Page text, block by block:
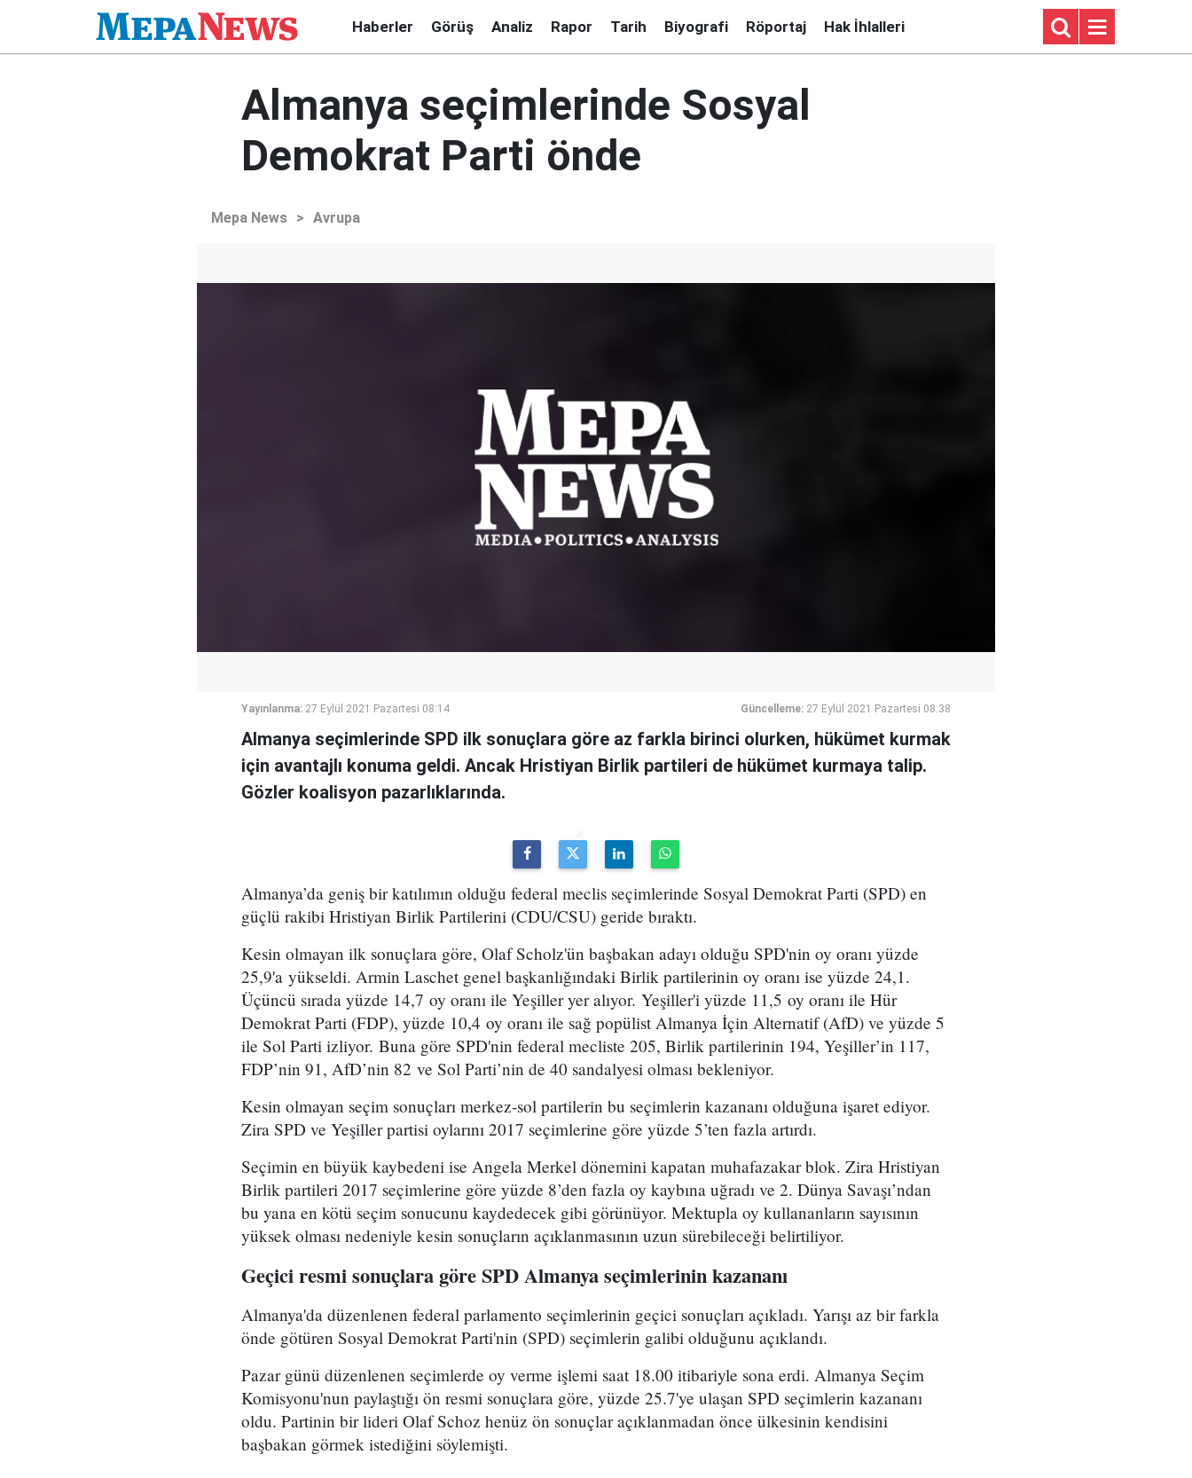
Haberler Görüş Analiz Rapor Tarih Biyografi Röportaj Hak İhlalleri
Almanya seçimlerinde Sosyal
Demokrat Parti önde
Mepa News > Avrupa
Yayınlanma: 27 Eylül 2021 Pazartesi 08:14 Güncelleme: 27 Eylül 2021 Pazartesi 08:38
Almanya seçimlerinde SPD ilk sonuçlara göre az farkla birinci olurken, hükümet kurmak
için avantajlı konuma geldi. Ancak Hristiyan Birlik partileri de hükümet kurmaya talip.
Gözler koalisyon pazarlıklarında.
Almanya’da geniş bir katılımın olduğu federal meclis seçimlerinde Sosyal Demokrat Parti (SPD) en
güçlü rakibi Hristiyan Birlik Partilerini (CDU/CSU) geride bıraktı.
Kesin olmayan ilk sonuçlara göre, Olaf Scholz'ün başbakan adayı olduğu SPD'nin oy oranı yüzde
25,9'a yükseldi. Armin Laschet genel başkanlığındaki Birlik partilerinin oy oranı ise yüzde 24,1.
Üçüncü sırada yüzde 14,7 oy oranı ile Yeşiller yer alıyor. Yeşiller'i yüzde 11,5 oy oranı ile Hür
Demokrat Parti (FDP), yüzde 10,4 oy oranı ile sağ popülist Almanya İçin Alternatif (AfD) ve yüzde 5
ile Sol Parti izliyor. Buna göre SPD'nin federal mecliste 205, Birlik partilerinin 194, Yeşiller’in 117,
FDP’nin 91, AfD’nin 82 ve Sol Parti’nin de 40 sandalyesi olması bekleniyor.
Kesin olmayan seçim sonuçları merkez-sol partilerin bu seçimlerin kazananı olduğuna işaret ediyor.
Zira SPD ve Yeşiller partisi oylarını 2017 seçimlerine göre yüzde 5’ten fazla artırdı.
Seçimin en büyük kaybedeni ise Angela Merkel dönemini kapatan muhafazakar blok. Zira Hristiyan
Birlik partileri 2017 seçimlerine göre yüzde 8’den fazla oy kaybına uğradı ve 2. Dünya Savaşı’ndan
bu yana en kötü seçim sonucunu kaydedecek gibi görünüyor. Mektupla oy kullananların sayısının
yüksek olması nedeniyle kesin sonuçların açıklanmasının uzun sürebileceği belirtiliyor.
Geçici resmi sonuçlara göre SPD Almanya seçimlerinin kazananı
Almanya'da düzenlenen federal parlamento seçimlerinin geçici sonuçları açıkladı. Yarışı az bir farkla
önde götüren Sosyal Demokrat Parti'nin (SPD) seçimlerin galibi olduğunu açıklandı.
Pazar günü düzenlenen seçimlerde oy verme işlemi saat 18.00 itibariyle sona erdi. Almanya Seçim
Komisyonu'nun paylaştığı ön resmi sonuçlara göre, yüzde 25.7'ye ulaşan SPD seçimlerin kazananı
oldu. Partinin bir lideri Olaf Schoz henüz ön sonuçlar açıklanmadan önce ülkesinin kendisini
başbakan görmek istediğini söylemişti.